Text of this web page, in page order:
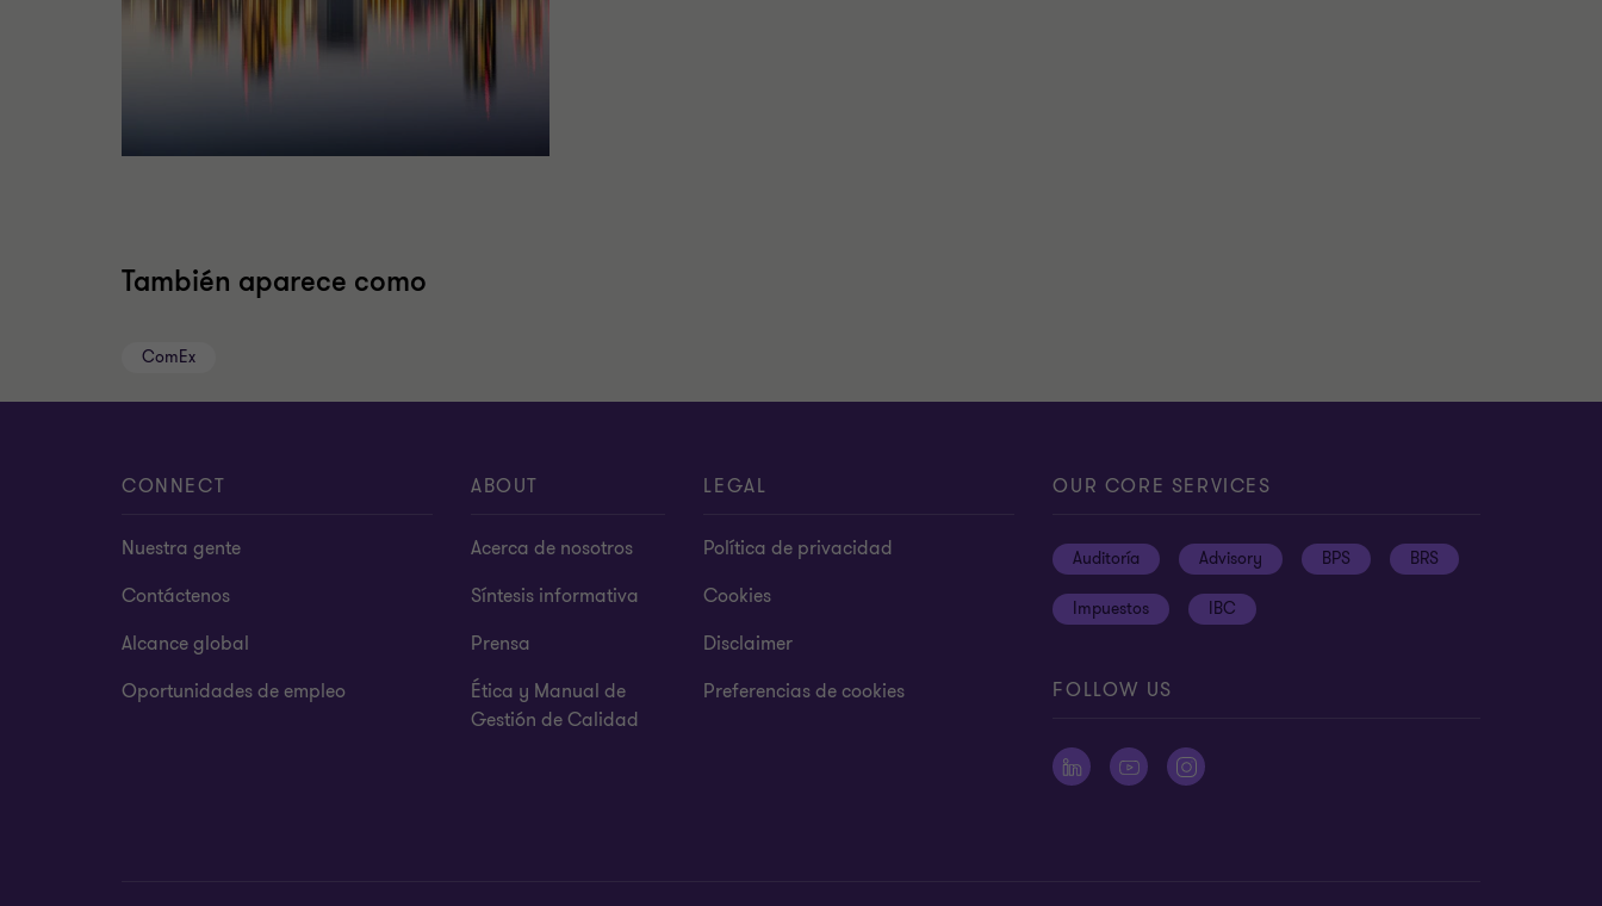
También aparece como
ComEx
CONNECT
Nuestra gente
Contáctenos
Alcance global
Oportunidades de empleo
ABOUT
Acerca de nosotros
Síntesis informativa
Prensa
Ética y Manual de
Gestión de Calidad
LEGAL
Política de privacidad
Cookies
Disclaimer
Preferencias de cookies
OUR CORE SERVICES
Auditoría Advisory BPS BRS
Impuestos IBC
FOLLOW US